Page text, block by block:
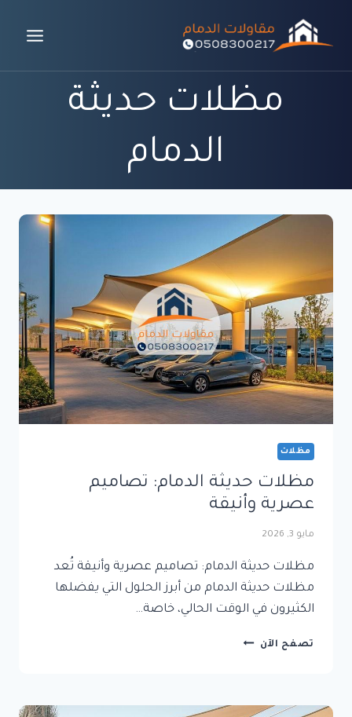
مظلات حديثة
الدمام
مظلات
مظلات حديثة الدمام: تصاميم
عصرية وأنيقة
مايو 3, 2026
مظلات حديثة الدمام: تصاميم عصرية وأنيقة تُعد
مظلات حديثة الدمام من أبرز الحلول التي يفضلها
الكثيرون في الوقت الحالي، خاصة…
تصفح الآن مظلات
عصرية